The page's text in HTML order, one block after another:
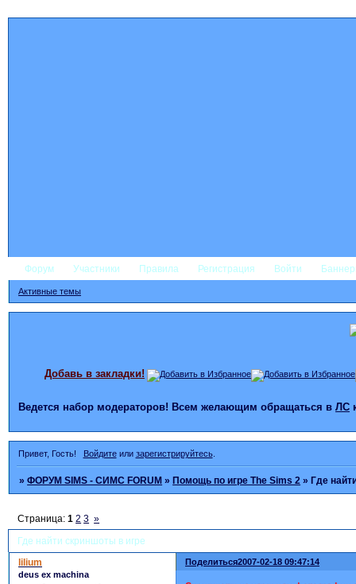
Форум Участники Правила Регистрация Войти
Активные темы
Добавь в закладки!
Ведется набор модераторов! Всем желающим обращаться в ЛС
Привет, Гость! Войдитеили зарегистрируйтесь.
»ФОРУМ SIMS - СИМС FORUM »Помощь по игре The Sims 2 »Где
Где найти скриншоты в игре
Страница:1 2 3 »
Поделиться2007-02-18 09:47:14
lilium
deus ex machina